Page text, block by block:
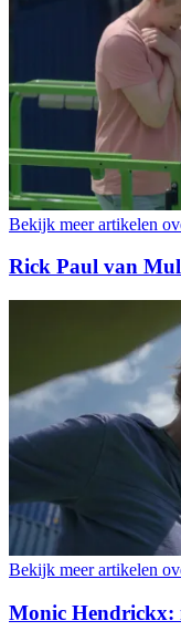
Bekijk meer artikelen
Rick Paul van
Bekijk meer artikelen
Monic Hendrickx: